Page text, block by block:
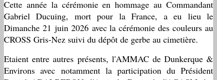
Cette année la cérémonie en hommage au Commandant
Gabriel Ducuing, mort pour la France, a eu lieu le
Dimanche 21 juin 2026 avec la cérémonie des couleurs au
CROSS Gris-Nez suivi du dépôt de gerbe au cimetière.
Etaient entre autres présents, l'AMMAC de Dunkerque &
Environs avec notamment la participation du Président